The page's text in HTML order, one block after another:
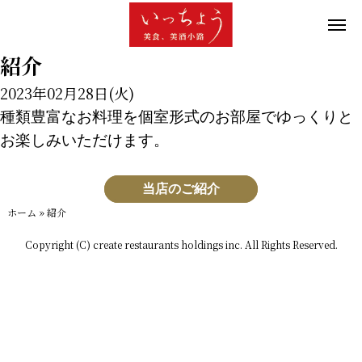
紹介
2023年02月28日(火)
種類豊富なお料理を個室形式のお部屋でゆっくりと
お楽しみいただけます。
当店のご紹介
ホーム »紹介
Copyright (C) create restaurants holdings inc. All Rights Reserved.